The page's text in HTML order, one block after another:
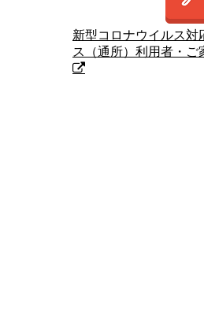
新型コロナウイルス対
ス（通所）利用者・
ｑ